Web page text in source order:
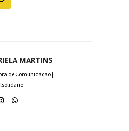
MARTINS
de Comunicação |